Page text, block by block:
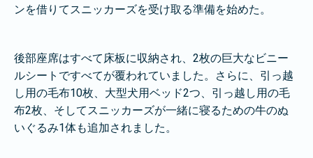
ンを借りてスニッカーズを受け取る準備を始めた。
後部座席はすべて床板に収納され、2枚の巨大なビニー
ルシートですべてが覆われていました。さらに、引っ越
し用の毛布10枚、大型犬用ベッド2つ、引っ越し用の毛
布2枚、そしてスニッカーズが一緒に寝るための牛のぬ
いぐるみ1体も追加されました。